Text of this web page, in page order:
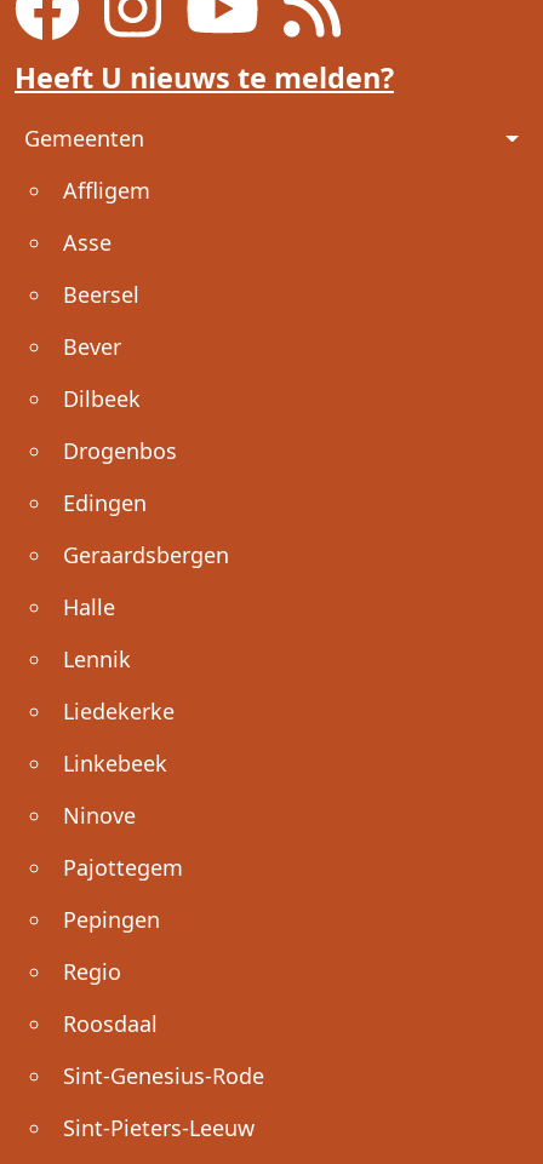
Heeft U nieuws te melden?
Voet
Gemeenten
Affligem
Asse
Beersel
Bever
Dilbeek
Drogenbos
Edingen
Geraardsbergen
Halle
Lennik
Liedekerke
Linkebeek
Ninove
Pajottegem
Pepingen
Regio
Roosdaal
Sint-Genesius-Rode
Sint-Pieters-Leeuw